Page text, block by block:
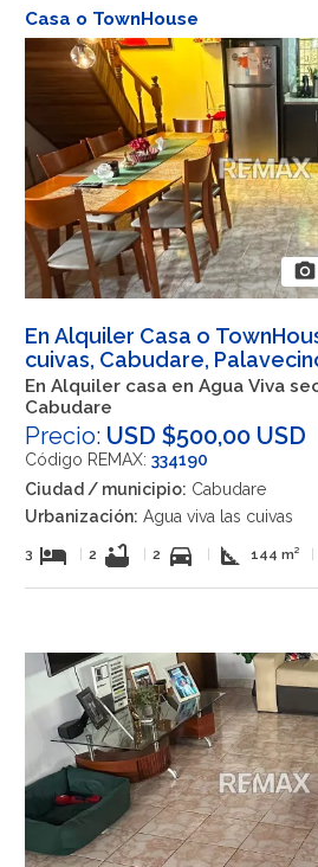
Casa o TownHouse
photo_camera
En Alquiler Casa o
cuivas, Cabudare,
En Alquiler casa en Agua Viva
Cabudare
Precio: USD $500,00 USD
Código REMAX: 334190
Ciudad / municipio: Cabudare
Urbanización: Agua viva las cuivas
3 hotel 2 bathtub 2 directions_car square_foot 144 m²